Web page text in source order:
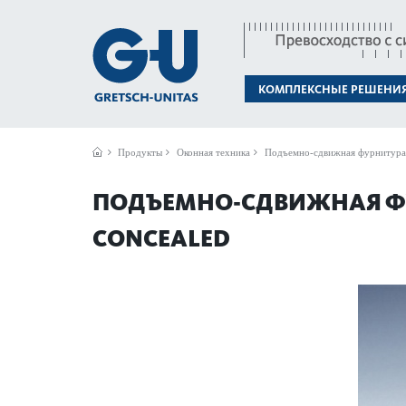
КОМПЛЕКСНЫЕ
Продукты Оконная техника Подъемно-сдвижная фурнитура
ПОДЪЕМНО-СДВИЖНАЯ
CON­CEALED